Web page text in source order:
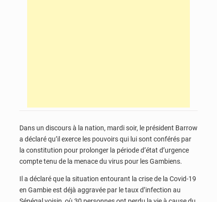
Dans un discours à la nation, mardi soir, le président Barrow
a déclaré qu’il exerce les pouvoirs qui lui sont conférés par
la constitution pour prolonger la période d’état d’urgence
compte tenu de la menace du virus pour les Gambiens.
Il a déclaré que la situation entourant la crise de la Covid-19
en Gambie est déjà aggravée par le taux d’infection au